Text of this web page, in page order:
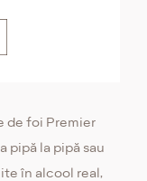
de foi Premier
pipă la pipă sau
în alcool real,